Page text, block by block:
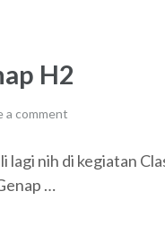
H2
a comment
nih di kegiatan
…